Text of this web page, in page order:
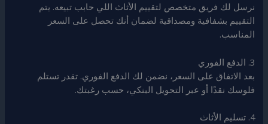
نرسل لك فريق متخصص لتقييم الأثاث اللي حابب تبيعه. يتم
التقييم بشفافية ومصداقية لضمان أنك تحصل على السعر
المناسب.
3. الدفع الفوري
بعد الاتفاق على السعر، نضمن لك الدفع الفوري. تقدر تستلم
فلوسك نقدًا أو عبر التحويل البنكي، حسب رغبتك.
4. تسليم الأثاث